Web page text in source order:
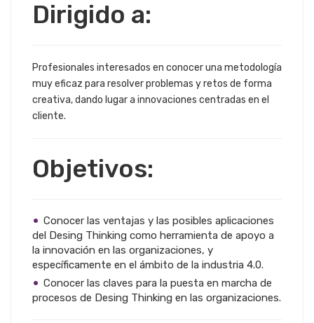
Dirigido a:
Profesionales interesados en conocer una metodología
muy eficaz para resolver problemas y retos de forma
creativa, dando lugar a innovaciones centradas en el
cliente.
Objetivos:
Conocer las ventajas y las posibles aplicaciones
del Desing Thinking como herramienta de apoyo a
la innovación en las organizaciones, y
específicamente en el ámbito de la industria 4.0.
Conocer las claves para la puesta en marcha de
procesos de Desing Thinking en las organizaciones.